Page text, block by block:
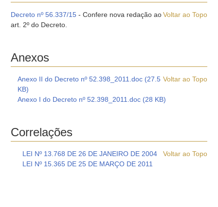
Voltar ao Topo
Decreto nº 56.337/15 - Confere nova redação ao
art. 2º do Decreto.
Anexos
Voltar ao Topo
Anexo II do Decreto nº 52.398_2011.doc (27.5
KB)
Anexo I do Decreto nº 52.398_2011.doc (28 KB)
Correlações
Voltar ao Topo
LEI Nº 13.768 DE 26 DE JANEIRO DE 2004
LEI Nº 15.365 DE 25 DE MARÇO DE 2011